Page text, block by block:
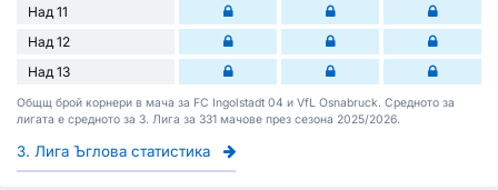
Над 11
Над 12
Над 13
Общщ брой корнери в мача за FC Ingolstadt 04 и VfL Osnabruck. Средното за
лигата е средното за 3. Лига за 331 мачове през сезона 2025/2026.
3. Лига Ъглова статистика